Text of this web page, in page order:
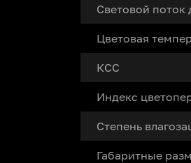
Световой
Цветовая
КСС
Индекс
Степень
Габаритные